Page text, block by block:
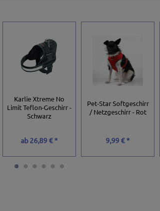
Karlie Xtreme No
Limit Teflon-Geschirr -
Schwarz
ab 26,89 € *
Pet-Star Softgeschirr
/ Netzgeschirr - Rot
9,99 € *